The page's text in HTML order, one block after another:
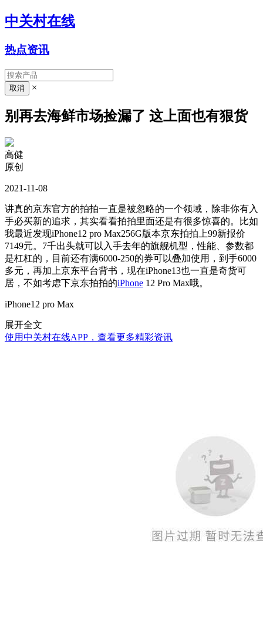
中关村在线
热点资讯
×
别再去海鲜市场捡漏了 这上面也有狠货
高健
原创
2021-11-08
讲真的京东官方的拍拍一直是被忽略的一个领域，除非你有入
手必买新的追求，其实看看拍拍里面还是有很多惊喜的。比如
我最近发现iPhone12 pro Max256G版本京东拍拍上99新报价
7149元。7千出头就可以入手去年的旗舰机型，性能、参数都
是杠杠的，目前还有满6000-250的券可以叠加使用，到手6000
多元，再加上京东平台背书，现在iPhone13也一直是奇货可
居，不如考虑下京东拍拍的iPhone 12 Pro Max哦。
iPhone12 pro Max
展开全文
使用中关村在线APP，查看更多精彩资讯